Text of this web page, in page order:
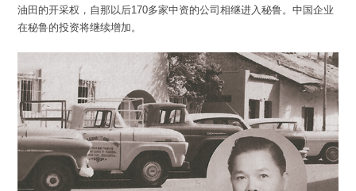
油田的开采权，自那以后170多家中资的公司相继进入秘鲁。中国企业
在秘鲁的投资将继续增加。